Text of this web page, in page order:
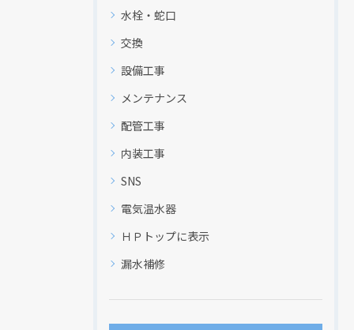
水栓・蛇口
交換
設備工事
メンテナンス
配管工事
内装工事
SNS
電気温水器
ＨＰトップに表示
漏水補修